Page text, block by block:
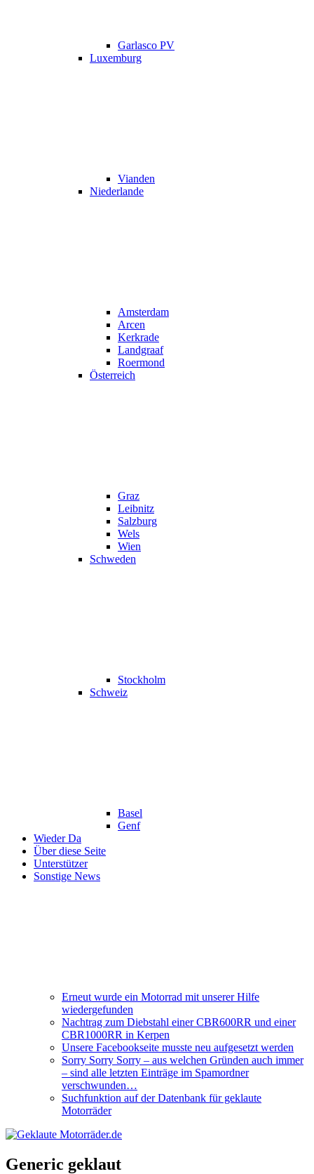
Garlasco PV
Luxemburg
Vianden
Niederlande
Amsterdam
Arcen
Kerkrade
Landgraaf
Roermond
Österreich
Graz
Leibnitz
Salzburg
Wels
Wien
Schweden
Stockholm
Schweiz
Basel
Genf
Wieder Da
Über diese Seite
Unterstützer
Sonstige News
Erneut wurde ein Motorrad mit unserer Hilfe
wiedergefunden
Nachtrag zum Diebstahl einer CBR600RR und einer
CBR1000RR in Kerpen
Unsere Facebookseite musste neu aufgesetzt werden
Sorry Sorry Sorry – aus welchen Gründen auch immer
– sind alle letzten Einträge im Spamordner
verschwunden…
Suchfunktion auf der Datenbank für geklaute
Motorräder
Generic geklaut